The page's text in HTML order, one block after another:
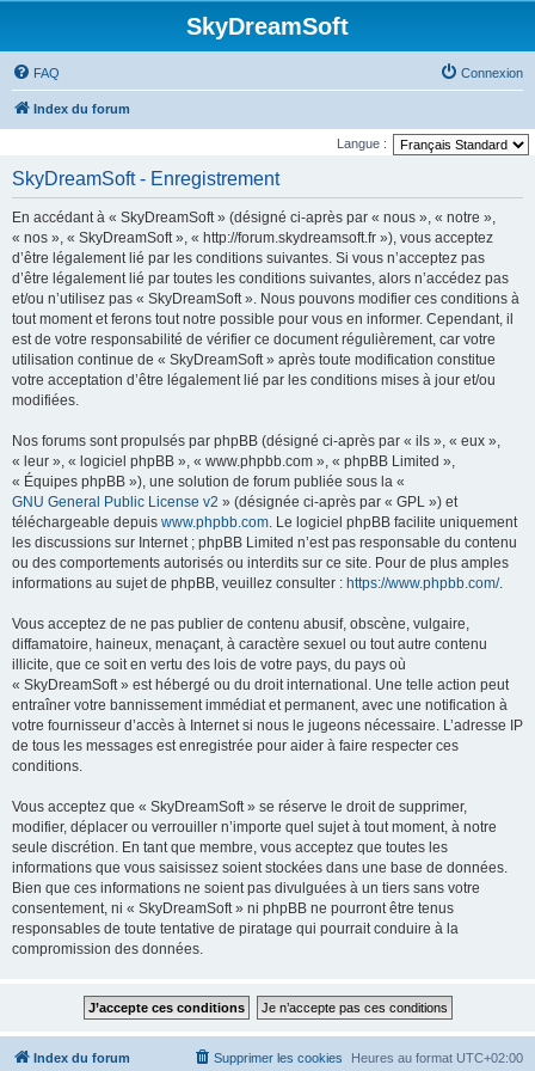
SkyDreamSoft
FAQ Connexion
Index du forum
Langue :
SkyDreamSoft - Enregistrement
En accédant à « SkyDreamSoft » (désigné ci-après par « nous », « notre »,
« nos », « SkyDreamSoft », « http://forum.skydreamsoft.fr »), vous acceptez
d’être légalement lié par les conditions suivantes. Si vous n’acceptez pas
d’être légalement lié par toutes les conditions suivantes, alors n’accédez pas
et/ou n’utilisez pas « SkyDreamSoft ». Nous pouvons modifier ces conditions à
tout moment et ferons tout notre possible pour vous en informer. Cependant, il
est de votre responsabilité de vérifier ce document régulièrement, car votre
utilisation continue de « SkyDreamSoft » après toute modification constitue
votre acceptation d’être légalement lié par les conditions mises à jour et/ou
modifiées.
Nos forums sont propulsés par phpBB (désigné ci-après par « ils », « eux »,
« leur », « logiciel phpBB », « www.phpbb.com », « phpBB Limited »,
« Équipes phpBB »), une solution de forum publiée sous la «
GNU General Public License v2 » (désignée ci-après par « GPL ») et
téléchargeable depuis www.phpbb.com. Le logiciel phpBB facilite uniquement
les discussions sur Internet ; phpBB Limited n’est pas responsable du contenu
ou des comportements autorisés ou interdits sur ce site. Pour de plus amples
informations au sujet de phpBB, veuillez consulter : https://www.phpbb.com/.
Vous acceptez de ne pas publier de contenu abusif, obscène, vulgaire,
diffamatoire, haineux, menaçant, à caractère sexuel ou tout autre contenu
illicite, que ce soit en vertu des lois de votre pays, du pays où
« SkyDreamSoft » est hébergé ou du droit international. Une telle action peut
entraîner votre bannissement immédiat et permanent, avec une notification à
votre fournisseur d’accès à Internet si nous le jugeons nécessaire. L’adresse IP
de tous les messages est enregistrée pour aider à faire respecter ces
conditions.
Vous acceptez que « SkyDreamSoft » se réserve le droit de supprimer,
modifier, déplacer ou verrouiller n’importe quel sujet à tout moment, à notre
seule discrétion. En tant que membre, vous acceptez que toutes les
informations que vous saisissez soient stockées dans une base de données.
Bien que ces informations ne soient pas divulguées à un tiers sans votre
consentement, ni « SkyDreamSoft » ni phpBB ne pourront être tenus
responsables de toute tentative de piratage qui pourrait conduire à la
compromission des données.
Index du forum Heures au format UTC+02:00
Supprimer les cookies